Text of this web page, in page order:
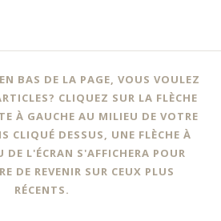
BAS DE LA PAGE, VOUS VOULEZ
CLIQUEZ SUR LA FLÈCHE
À GAUCHE AU MILIEU DE VOTRE
CLIQUÉ DESSUS, UNE FLÈCHE À
L'ÉCRAN S'AFFICHERA POUR
DE REVENIR SUR CEUX PLUS
RÉCENTS.